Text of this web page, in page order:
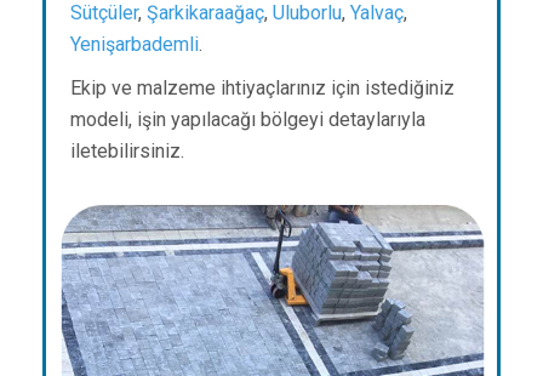
Sütçüler, Şarkikaraağaç, Uluborlu, Yalvaç,
Yenişarbademli.
Ekip ve malzeme ihtiyaçlarınız için istediğiniz
modeli, işin yapılacağı bölgeyi detaylarıyla
iletebilirsiniz.